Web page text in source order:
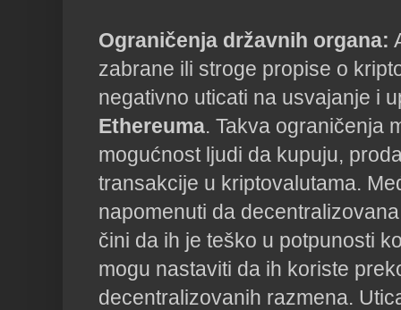
Ograničenja državnih organa:
zabrane ili stroge propise o
negativno uticati na usvajanje i
Ethereuma. Takva ograničenja
mogućnost ljudi da kupuju,
transakcije u kriptovalutama.
napomenuti da
čini da ih je teško u potpunosti
mogu nastaviti da ih koriste
decentralizovanih razmena.